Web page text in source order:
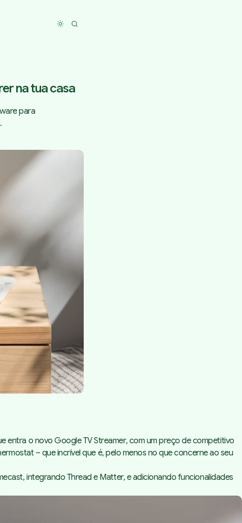
Toggle dark mode
na tua casa
para
entra o novo Google TV Streamer, com um preço de competitivo
– que incrível que é, pelo menos no que concerne ao seu
integrando Thread e Matter, e adicionando funcionalidades